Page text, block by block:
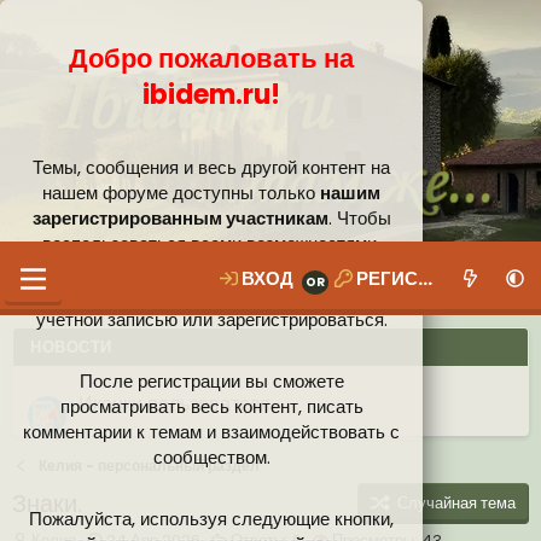
Добро пожаловать на
ibidem.ru!
Темы, сообщения и весь другой контент на
нашем форуме доступны только нашим
зарегистрированным участникам. Чтобы
воспользоваться всеми возможностями,
которые предлагает наше сообщество, вам
необходимо войти в систему под своей
учётной записью или зарегистрироваться.
После регистрации вы сможете
просматривать весь контент, писать
комментарии к темам и взаимодействовать с
сообществом.
Пожалуйста, используя следующие кнопки,
ВХОД РЕГИСТРАЦИЯ
Иконки пользователя
Ваши собственные смайлики
Аналитика от Ассистента
Новая система рейтинга (оценок) на форуме
Келия - персональный раздел
Знаки.
Случайная тема